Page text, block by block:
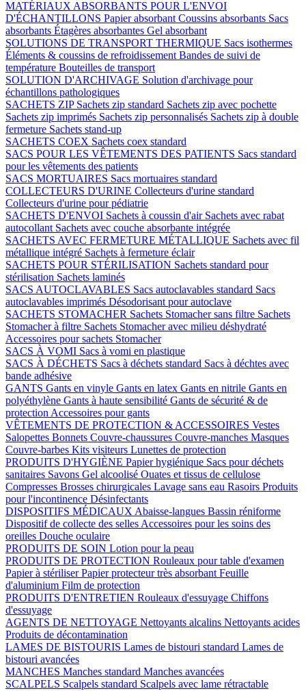
MATÉRIAUX ABSORBANTS POUR L'ENVOI
D'ÉCHANTILLONS Papier absorbant Coussins absorbants Sacs
absorbants Étagères absorbantes Gel absorbant
SOLUTIONS DE TRANSPORT THERMIQUE Sacs isothermes
Éléments & coussins de refroidissement Bandes de suivi de
température Bouteilles de transport
SOLUTION D'ARCHIVAGE Solution d'archivage pour
échantillons pathologiques
SACHETS ZIP Sachets zip standard Sachets zip avec pochette
Sachets zip imprimés Sachets zip personnalisés Sachets zip à double
fermeture Sachets stand-up
SACHETS COEX Sachets coex standard
SACS POUR LES VÊTEMENTS DES PATIENTS Sacs standard
pour les vêtements des patients
SACS MORTUAIRES Sacs mortuaires standard
COLLECTEURS D'URINE Collecteurs d'urine standard
Collecteurs d'urine pour pédiatrie
SACHETS D'ENVOI Sachets à coussin d'air Sachets avec rabat
autocollant Sachets avec couche absorbante intégrée
SACHETS AVEC FERMETURE MÉTALLIQUE Sachets avec fil
métallique intégré Sachets à fermeture éclair
SACHETS POUR STÉRILISATION Sachets standard pour
stérilisation Sachets laminés
SACS AUTOCLAVABLES Sacs autoclavables standard Sacs
autoclavables imprimés Désodorisant pour autoclave
SACHETS STOMACHER Sachets Stomacher sans filtre Sachets
Stomacher à filtre Sachets Stomacher avec milieu déshydraté
Accessoires pour sachets Stomacher
SACS À VOMI Sacs à vomi en plastique
SACS À DÉCHETS Sacs à déchets standard Sacs à déchtes avec
bande adhésive
GANTS Gants en vinyle Gants en latex Gants en nitrile Gants en
polyéthylène Gants à haute sensibilité Gants de sécurité & de
protection Accessoires pour gants
VÊTEMENTS DE PROTECTION & ACCESSOIRES Vestes
Salopettes Bonnets Couvre-chaussures Couvre-manches Masques
Couvre-barbes Kits visiteurs Lunettes de protection
PRODUITS D'HYGIÈNE Papier hygiénique Sacs pour déchets
sanitaires Savons Gel alcoolisé Ouates et tissus de cellulose
Compresses Brosses chirurgicales Lavage sans eau Rasoirs Produits
pour l'incontinence Désinfectants
DISPOSITIFS MÉDICAUX Abaisse-langues Bassin réniforme
Dispositif de collecte des selles Accessoires pour les soins des
oreilles Douche oculaire
PRODUITS DE SOIN Lotion pour la peau
PRODUITS DE PROTECTION Rouleaux pour table d'examen
Papier à stériliserPapier protecteur très absorbant Feuille
d'aluminium Film de protection
PRODUITS D'ENTRETIEN Rouleaux d'essuyage Chiffons
d'essuyage
AGENTS DE NETTOYAGE Nettoyants alcalins Nettoyants acides
Produits de décontamination
LAMES DE BISTOURIS Lames de bistouri standard Lames de
bistouri avancées
MANCHES Manches standard Manches avancées
SCALPELS Scalpels standard Scalpels avec lame rétractable